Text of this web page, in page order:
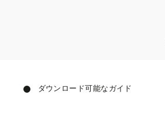
ダウンロード可能なガイド